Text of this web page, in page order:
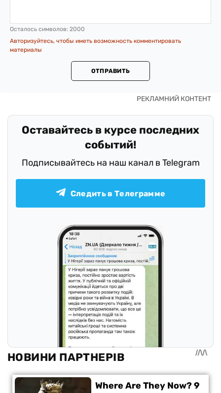
Осталось символов: 2000
Авторизуйтесь, чтобы иметь возможность комментировать
материалы
ОТПРАВИТЬ
Оставайтесь в курсе последних
событий!
Подписывайтесь на наш канал в Telegram
Следить в Телеграмме